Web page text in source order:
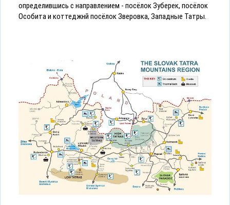
определившись с направлением - посёлок Зуберек, посёлок
Особита и коттеджнй посёлок Зверовка, Западные Татры.